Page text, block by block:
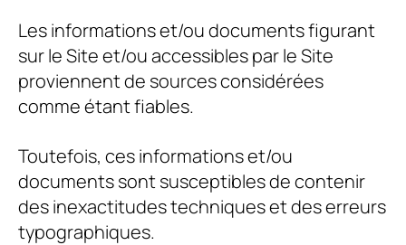
Les informations et/ou documents figurant
sur le Site et/ou accessibles par le Site
proviennent de sources considérées
comme étant fiables.
Toutefois, ces informations et/ou
documents sont susceptibles de contenir
des inexactitudes techniques et des erreurs
typographiques.